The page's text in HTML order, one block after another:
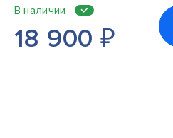
В наличии
18 900 ₽